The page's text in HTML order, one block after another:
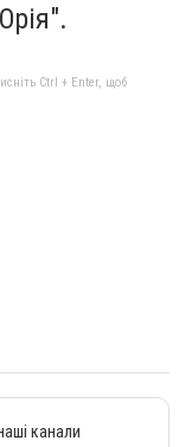
Ctrl + Enter, щоб
канали